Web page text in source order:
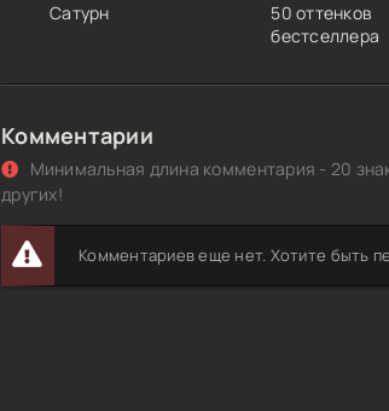
Сатурн
50 оттенков
бестселлера
Комментарии
Минимальная длина комментария - 20
других!
Комментариев еще нет. Хотите быть